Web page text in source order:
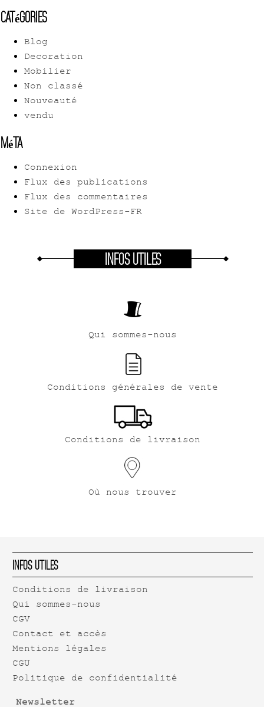
Catégories
Blog
Decoration
Mobilier
Non classé
Nouveauté
vendu
Méta
Connexion
Flux des publications
Flux des commentaires
Site de WordPress-FR
INFOS UTILES
Qui sommes-nous
Conditions générales de vente
Conditions de livraison
Où nous trouver
Infos Utiles
Conditions de livraison
Qui sommes-nous
CGV
Contact et accès
Mentions légales
CGU
Politique de confidentialité
Newsletter